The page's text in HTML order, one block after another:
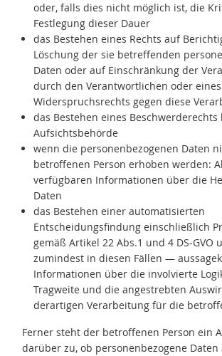
oder, falls dies nicht möglich ist, die
Festlegung dieser Dauer
das Bestehen eines Rechts auf
Löschung der sie betreffenden
Daten oder auf Einschränkung der
durch den Verantwortlichen oder eines
Widerspruchsrechts gegen diese
das Bestehen eines
Aufsichtsbehörde
wenn die personenbezogenen Daten
betroffenen Person erhoben werden:
verfügbaren Informationen über die
Daten
das Bestehen einer automatisierten
Entscheidungsfindung einschließlich
gemäß Artikel 22 Abs.1 und 4 DS-GVO
zumindest in diesen Fällen —
Informationen über die involvierte
Tragweite und die angestrebten
derartigen Verarbeitung für die
Ferner steht der betroffenen Person ein
darüber zu, ob personenbezogene